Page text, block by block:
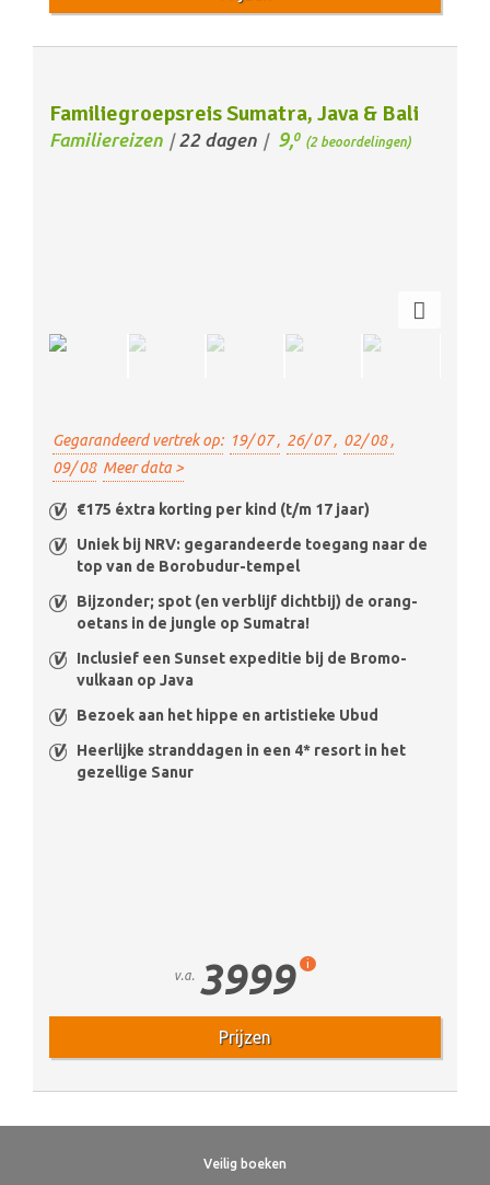
Familiegroepsreis Sumatra, Java & Bali
Familiereizen /22 dagen / 9,0 (2 beoordelingen)
Gegarandeerd vertrek op: 19/ 07 , 26/ 07 , 02/ 08 ,
09/ 08 Meer data >
€175 éxtra korting per kind (t/m 17 jaar)
Uniek bij NRV: gegarandeerde toegang naar de
top van de Borobudur-tempel
Bijzonder; spot (en verblijf dichtbij) de orang-
oetans in de jungle op Sumatra!
Inclusief een Sunset expeditie bij de Bromo-
vulkaan op Java
Bezoek aan het hippe en artistieke Ubud
Heerlijke stranddagen in een 4* resort in het
gezellige Sanur
v.a. 3999 i
Prijzen
Veilig boeken